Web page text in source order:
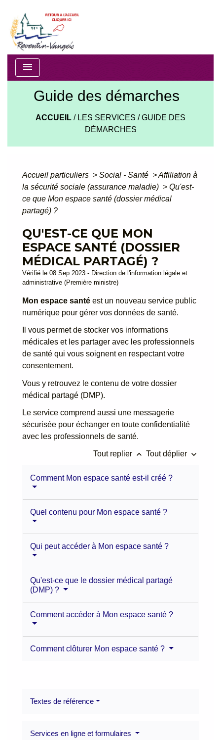
menu
Guide des démarches
ACCUEIL / LES SERVICES /GUIDE DES
DÉMARCHES
Accueil particuliers > Social - Santé >Affiliation à
la sécurité sociale (assurance maladie) > Qu'est-
ce que Mon espace santé (dossier médical
partagé) ?
QU'EST-CE QUE MON
ESPACE SANTÉ (DOSSIER
MÉDICAL PARTAGÉ) ?
Vérifié le 08 Sep 2023 - Direction de l'information légale et
administrative (Première ministre)
Mon espace santé est un nouveau service public
numérique pour gérer vos données de santé.
Il vous permet de stocker vos informations
médicales et les partager avec les professionnels
de santé qui vous soignent en respectant votre
consentement.
Vous y retrouvez le contenu de votre dossier
médical partagé (DMP).
Le service comprend aussi une messagerie
sécurisée pour échanger en toute confidentialité
avec les professionnels de santé.
Tout replier keyboard_arrow_up Tout déplier keyboard_arrow_down
Comment Mon espace santé est-il créé ?
Quel contenu pour Mon espace santé ?
Qui peut accéder à Mon espace santé ?
Qu'est-ce que le dossier médical partagé
(DMP) ?
Comment accéder à Mon espace santé ?
Comment clôturer Mon espace santé ?
Textes de référence
Services en ligne et formulaires